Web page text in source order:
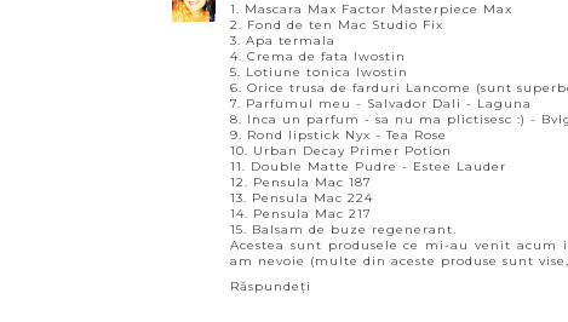
1. Mascara Max Factor Masterpiece Max
2. Fond de ten Mac Studio Fix
3. Apa termala
4. Crema de fata Iwostin
5. Lotiune tonica Iwostin
6. Orice trusa de farduri Lancome (sunt
7. Parfumul meu - Salvador Dali - Laguna
8. Inca un parfum - sa nu ma plictisesc :) -
9. Rond lipstick Nyx - Tea Rose
10. Urban Decay Primer Potion
11. Double Matte Pudre - Estee Lauder
12. Pensula Mac 187
13. Pensula Mac 224
14. Pensula Mac 217
15. Balsam de buze regenerant.
Acestea sunt produsele ce mi-au venit
am nevoie (multe din aceste produse sunt
Răspundeți